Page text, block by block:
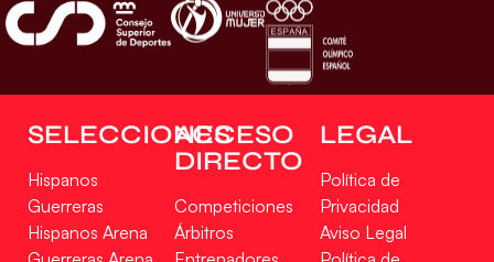
SELECCIONES
Hispanos
Guerreras
Hispanos Arena
ACCESO
DIRECTO
Competiciones
Árbitros
LEGAL
Política de
Privacidad
Aviso Legal